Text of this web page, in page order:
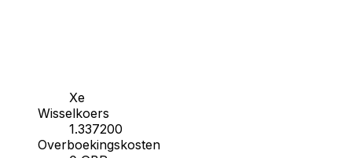
Xe
Wisselkoers
1.337200
Overboekingskosten